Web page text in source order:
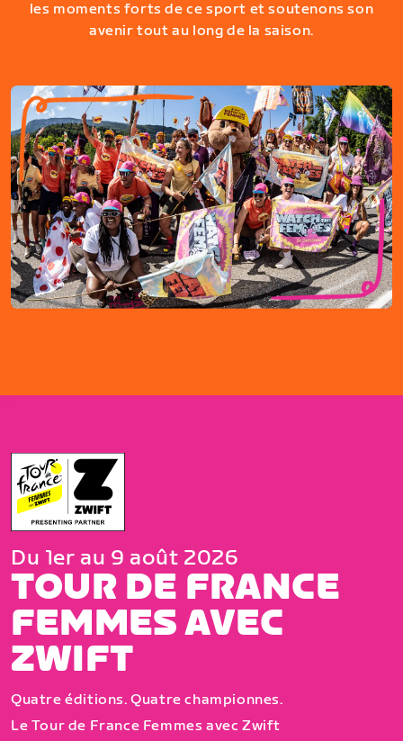
les moments forts de ce sport et soutenons son
avenir tout au long de la saison.
Du 1er au 9 août 2026
TOUR DE FRANCE
FEMMES AVEC
ZWIFT
Quatre éditions. Quatre championnes.
Le Tour de France Femmes avec Zwift